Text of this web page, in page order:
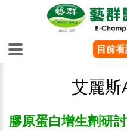
艾麗斯
膠原蛋白增生劑研
目前